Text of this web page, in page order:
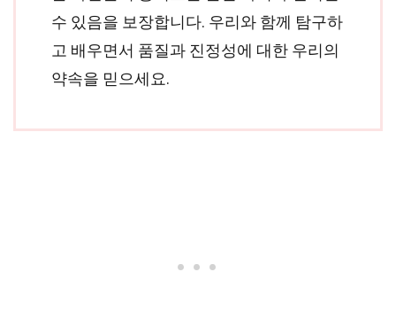
수 있음을 보장합니다. 우리와 함께 탐구하
고 배우면서 품질과 진정성에 대한 우리의
약속을 믿으세요.